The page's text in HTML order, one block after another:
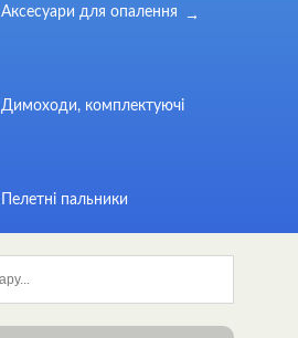
Аксесуари для опалення
Димоходи, комплектуючі
Пелетні пальники